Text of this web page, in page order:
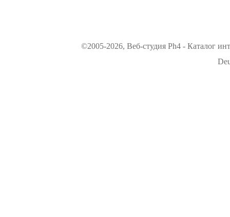
©2005-2026, Веб-студия Ph4 - Каталог